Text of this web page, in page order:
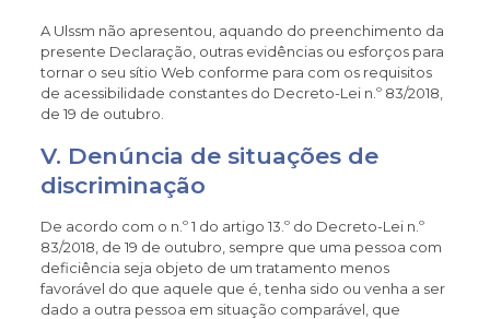
A Ulssm não apresentou, aquando do preenchimento da
presente Declaração, outras evidências ou esforços para
tornar o seu sítio Web conforme para com os requisitos
de acessibilidade constantes do Decreto-Lei n.º 83/2018,
de 19 de outubro.
V. Denúncia de situações de
discriminação
De acordo com o n.º 1 do artigo 13.º do Decreto-Lei n.º
83/2018, de 19 de outubro, sempre que uma pessoa com
deficiência seja objeto de um tratamento menos
favorável do que aquele que é, tenha sido ou venha a ser
dado a outra pessoa em situação comparável, que